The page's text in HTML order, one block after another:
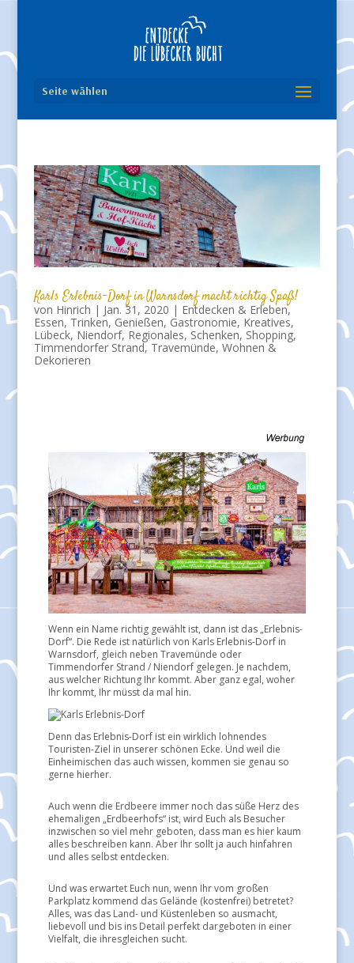
Seite wählen
Karls Erlebnis-Dorf in Warnsdorf macht richtig Spaß!
von Hinrich | Jan. 31, 2020 | Entdecken & Erleben,
Essen, Trinken, Genießen, Gastronomie, Kreatives,
Lübeck, Niendorf, Regionales, Schenken, Shopping,
Timmendorfer Strand, Travemünde, Wohnen &
Dekorieren
Wenn ein Name richtig gewählt ist, dann ist das „Erlebnis-
Dorf“. Die Rede ist natürlich von Karls Erlebnis-Dorf in
Warnsdorf, gleich neben Travemünde oder
Timmendorfer Strand / Niendorf gelegen. Je nachdem,
aus welcher Richtung Ihr kommt. Aber ganz egal, woher
Ihr kommt, Ihr müsst da mal hin.
Denn das Erlebnis-Dorf ist ein wirklich lohnendes
Touristen-Ziel in unserer schönen Ecke. Und weil die
Einheimischen das auch wissen, kommen sie genau so
gerne hierher.
Auch wenn die Erdbeere immer noch das süße Herz des
ehemaligen „Erdbeerhofs“ ist, wird Euch als Besucher
inzwischen so viel mehr geboten, dass man es hier kaum
alles beschreiben kann. Aber Ihr sollt ja auch hinfahren
und alles selbst entdecken.
Und was erwartet Euch nun, wenn Ihr vom großen
Parkplatz kommend das Gelände (kostenfrei) betretet?
Alles, was das Land- und Küstenleben so ausmacht,
liebevoll und bis ins Detail perfekt dargeboten in einer
Vielfalt, die ihresgleichen sucht.